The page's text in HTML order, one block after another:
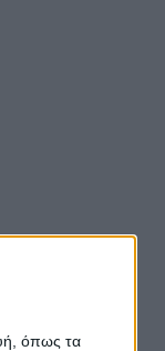
όπως τα